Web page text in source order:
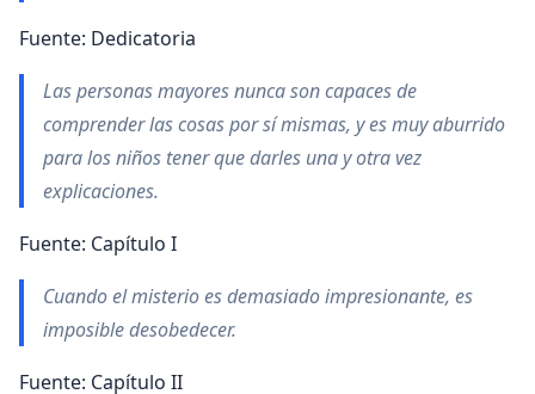
Fuente: Dedicatoria
Las personas mayores nunca son capaces de
comprender las cosas por sí­ mismas, y es muy aburrido
para los niños tener que darles una y otra vez
explicaciones.
Fuente: Capí­tulo I
Cuando el misterio es demasiado impresionante, es
imposible desobedecer.
Fuente: Capí­tulo II